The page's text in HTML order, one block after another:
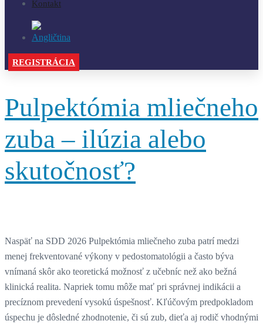
Kontakt
REGISTRÁCIA
Pulpektómia mliečneho
zuba – ilúzia alebo
skutočnosť?
Naspäť na SDD 2026 Pulpektómia mliečneho zuba patrí medzi
menej frekventované výkony v pedostomatológii a často býva
vnímaná skôr ako teoretická možnosť z učebníc než ako bežná
klinická realita. Napriek tomu môže mať pri správnej indikácii a
precíznom prevedení vysokú úspešnosť. Kľúčovým predpokladom
úspechu je dôsledné zhodnotenie, či sú zub, dieťa aj rodič vhodnými